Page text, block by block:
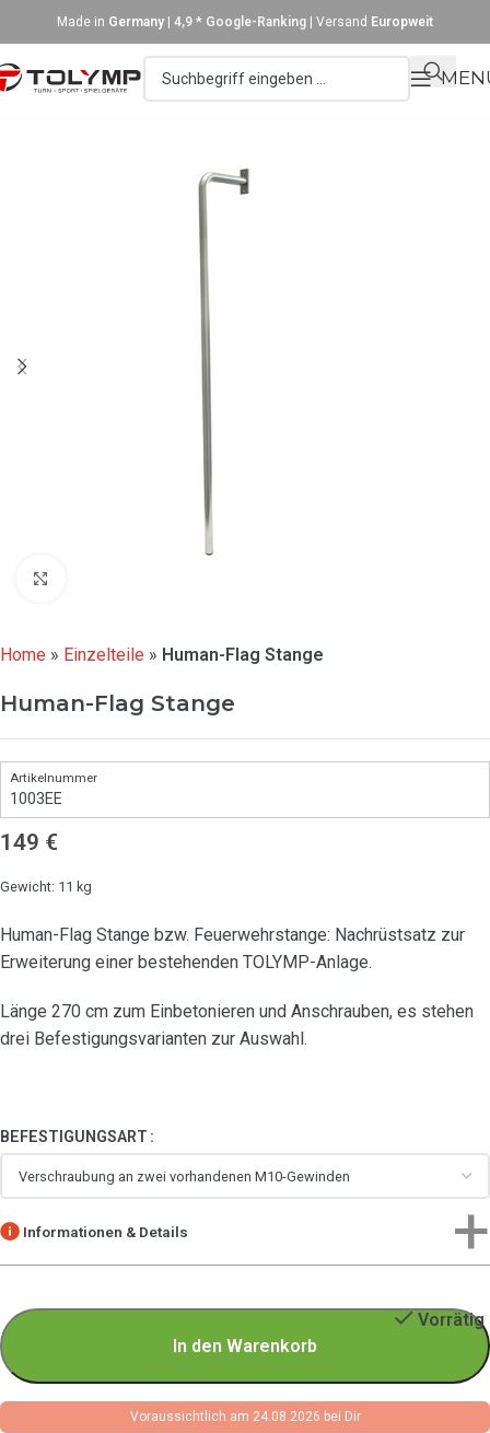
Made in Germany 4,9 * Google-Ranking | Versand Europweit
Home » Einzelteile » Human-Flag Stange
Human-Flag Stange
1003EE
149 €
Gewicht: 11 kg
Human-Flag Stange bzw. Feuerwehrstange: Nachrüstsatz zur
Erweiterung einer bestehenden TOLYMP-Anlage.
Länge 270 cm zum Einbetonieren und Anschrauben, es stehen
drei Befestigungsvarianten zur Auswahl.
BEFESTIGUNGSART
Informationen & Details
Vorrätig
In den Warenkorb
Voraussichtlich am 24.08.2026 bei Dir